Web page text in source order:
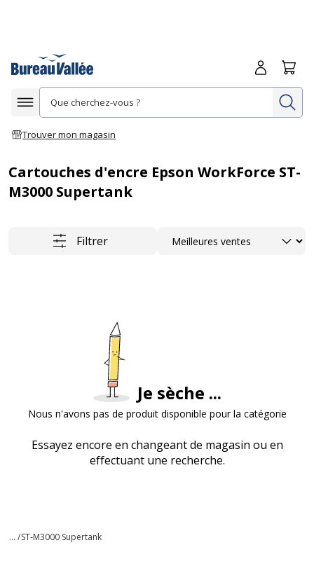
Afficher la navigation
Trouver mon magasin
Me
Cartouches d'encre Epson WorkForce ST-
M3000 Supertank
Filtrer Trier
Je sèche ...
Nous n'avons pas de produit disponible pour la catégorie
Essayez encore en changeant de magasin ou en
effectuant une recherche.
... /ST-M3000 Supertank